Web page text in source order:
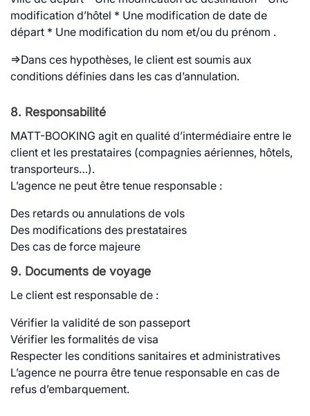
modification d’hôtel * Une modification de date de
départ * Une modification du nom et/ou du prénom .
=>Dans ces hypothèses, le client est soumis aux
conditions définies dans les cas d’annulation.
8. Responsabilité
MATT-BOOKING agit en qualité d’intermédiaire entre le
client et les prestataires (compagnies aériennes, hôtels,
transporteurs…).
L’agence ne peut être tenue responsable :
Des retards ou annulations de vols
Des modifications des prestataires
Des cas de force majeure
9. Documents de voyage
Le client est responsable de :
Vérifier la validité de son passeport
Vérifier les formalités de visa
Respecter les conditions sanitaires et administratives
L’agence ne pourra être tenue responsable en cas de
refus d’embarquement.